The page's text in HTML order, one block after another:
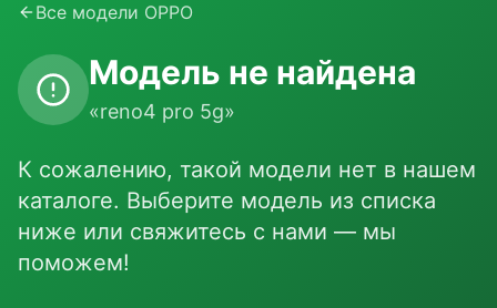
Все модели OPPO
Модель не найдена
«reno4 pro 5g»
К сожалению, такой модели нет в нашем
каталоге. Выберите модель из списка
ниже или свяжитесь с нами — мы
поможем!